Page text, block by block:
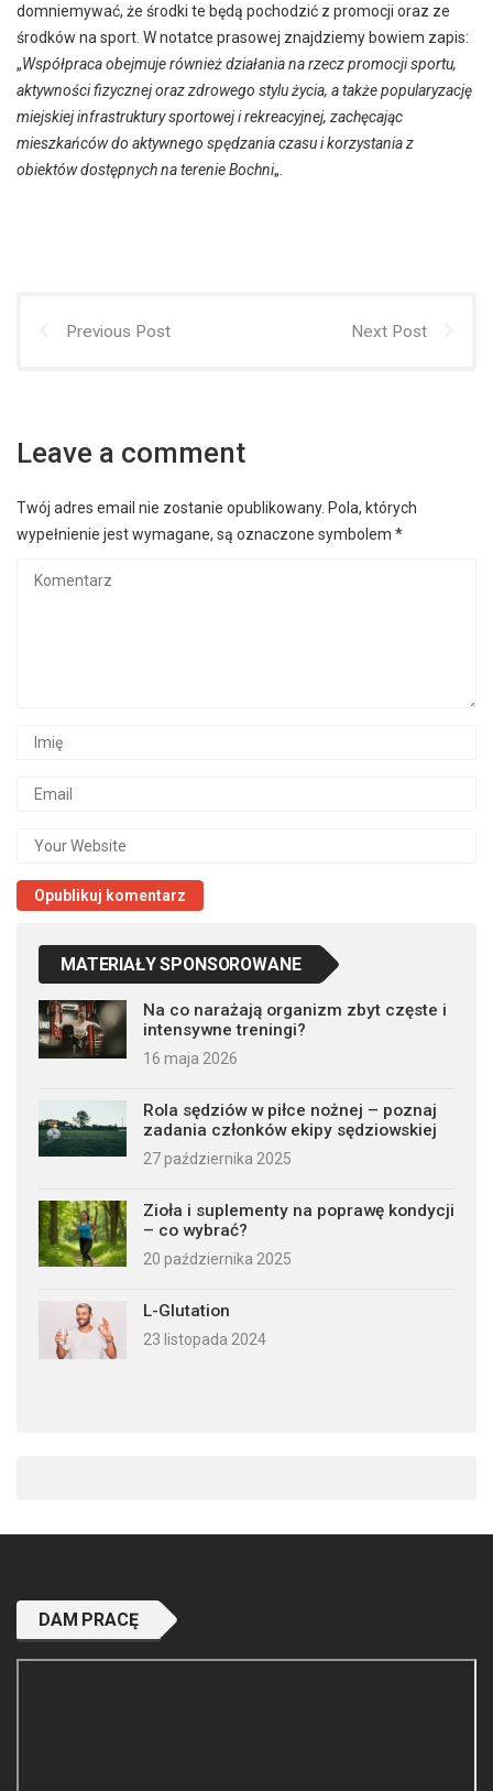
domniemywać, że środki te będą pochodzić z promocji oraz ze
środków na sport. W notatce prasowej znajdziemy bowiem zapis:
„Współpraca obejmuje również działania na rzecz promocji sportu,
aktywności fizycznej oraz zdrowego stylu życia, a także popularyzację
miejskiej infrastruktury sportowej i rekreacyjnej, zachęcając
mieszkańców do aktywnego spędzania czasu i korzystania z
obiektów dostępnych na terenie Bochni„.
Previous Post Next Post
Leave a comment
Twój adres email nie zostanie opublikowany. Pola, których
wypełnienie jest wymagane, są oznaczone symbolem *
MATERIAŁY SPONSOROWANE
Na co narażają organizm zbyt częste i
intensywne treningi?
16 maja 2026
Rola sędziów w piłce nożnej – poznaj
zadania członków ekipy sędziowskiej
27 października 2025
Zioła i suplementy na poprawę kondycji
– co wybrać?
20 października 2025
L-Glutation
23 listopada 2024
DAM PRACĘ